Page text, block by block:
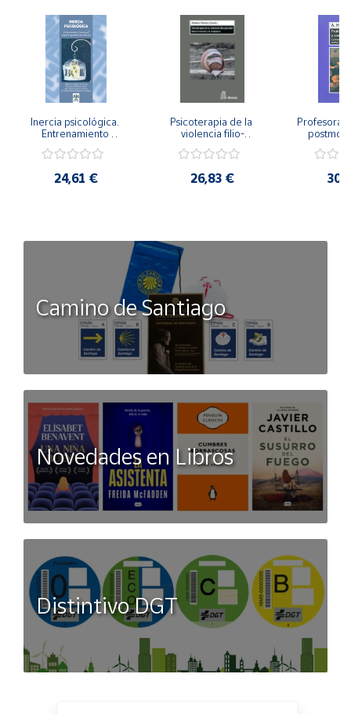
Inercia psicológica.
Entrenamiento
Igualdad de Género.
24,61 €
Psicoterapia de la
violencia filio-
secreto y la
26,83 €
Camino de Santiago
Novedades en Libros
Distintivo DGT